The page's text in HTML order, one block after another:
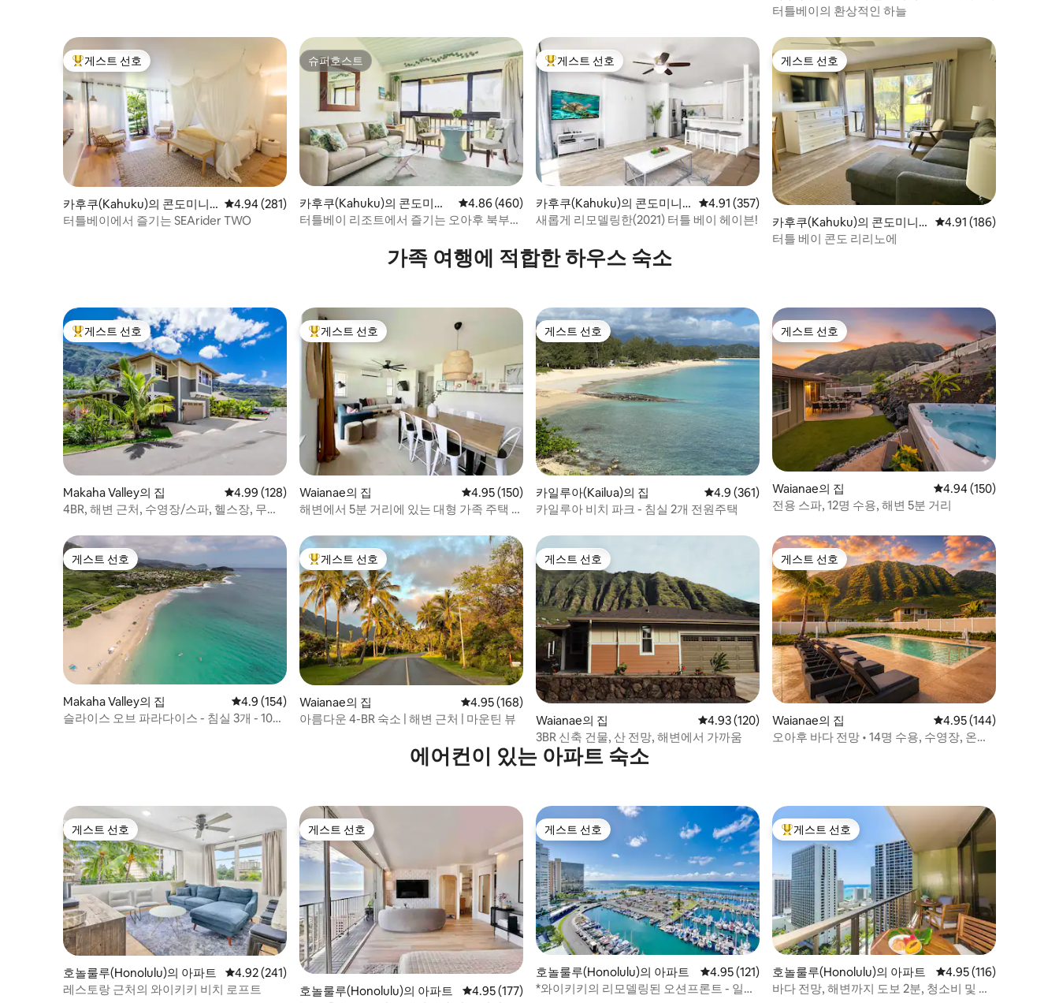
엄
터틀베이의 환상적인 하늘
상위 게스트 선호
게스트 선호
카후쿠(Kahuku)의 콘도미니
엄
평점 4.94점(5점 만점), 후기 281개
4.94 (281)
터틀베이에서 즐기는 SEArider TWO
슈퍼호스트
슈퍼호스트
카후쿠(Kahuku)의 콘도미니
엄
평점 4.86점(5점 만점), 후기 460개
4.86 (460)
터틀베이 리조트에서 즐기는 오아후 북부
상위 게스트 선호
게스트 선호
카후쿠(Kahuku)의 콘도미니
엄
평점 4.91점(5점 만점), 후기 357개
4.91 (357)
새롭게 리모델링한(2021) 터틀 베이 헤이븐!
게스트 선호
게스트 선호
카후쿠(Kahuku)의 콘도미니
엄
평점 4.91점(5점 만점),
4.91 (186)
터틀 베이 콘도 리리노에
가족 여행에 적합한 하우스 숙소
상위 게스트 선호
게스트 선호
Makaha Valley의 집 평점 4.99점(5점 만점), 후기 128개
4.99 (128)
4BR, 해변 근처, 수영장/스파, 헬스장, 무료
상위 게스트 선호
게스트 선호
Waianae의 집 평점 4.95점(5점 만점), 후기 150개
4.95 (150)
해변에서 5분 거리에 있는 대형 가족 주택 -
게스트 선호
게스트 선호
카일루아(Kailua)의 집 평점 4.9점(5점 만점), 후기 361개
4.9 (361)
카일루아 비치 파크 - 침실 2개 전원주택
게스트 선호
게스트 선호
Waianae의 집 평점 4.94점(5점 만점),
4.94 (150)
전용 스파, 12명 수용, 해변 5분 거리
게스트 선호
게스트 선호
Makaha Valley의 집 평점 4.9점(5점 만점), 후기 154개
4.9 (154)
슬라이스 오브 파라다이스 - 침실 3개 - 10명
상위 게스트 선호
게스트 선호
Waianae의 집 평점 4.95점(5점 만점), 후기 168개
4.95 (168)
아름다운 4-BR 숙소 | 해변 근처 | 마운틴 뷰
게스트 선호
게스트 선호
Waianae의 집 평점 4.93점(5점 만점), 후기 120개
4.93 (120)
3BR 신축 건물, 산 전망, 해변에서 가까움
게스트 선호
게스트 선호
Waianae의 집 평점 4.95점(5점 만점),
4.95 (144)
오아후 바다 전망 • 14명 수용, 수영장, 온수
에어컨이 있는 아파트 숙소
게스트 선호
게스트 선호
호놀룰루(Honolulu)의 아파트 평점 4.92점(5점 만점), 후기 241개
4.92 (241)
레스토랑 근처의 와이키키 비치 로프트
게스트 선호
게스트 선호
호놀룰루(Honolulu)의 아파트 평점 4.95점(5점 만점), 후기 177개
4.95 (177)
게스트 선호
게스트 선호
호놀룰루(Honolulu)의 아파트 평점 4.95점(5점 만점), 후기 121개
4.95 (121)
*와이키키의 리모델링된 오션프론트 - 일리
상위 게스트 선호
게스트 선호
호놀룰루(Honolulu)의 아파트 평점 4.95점(5점 만점),
4.95 (116)
바다 전망, 해변까지 도보 2분, 청소비 및 주